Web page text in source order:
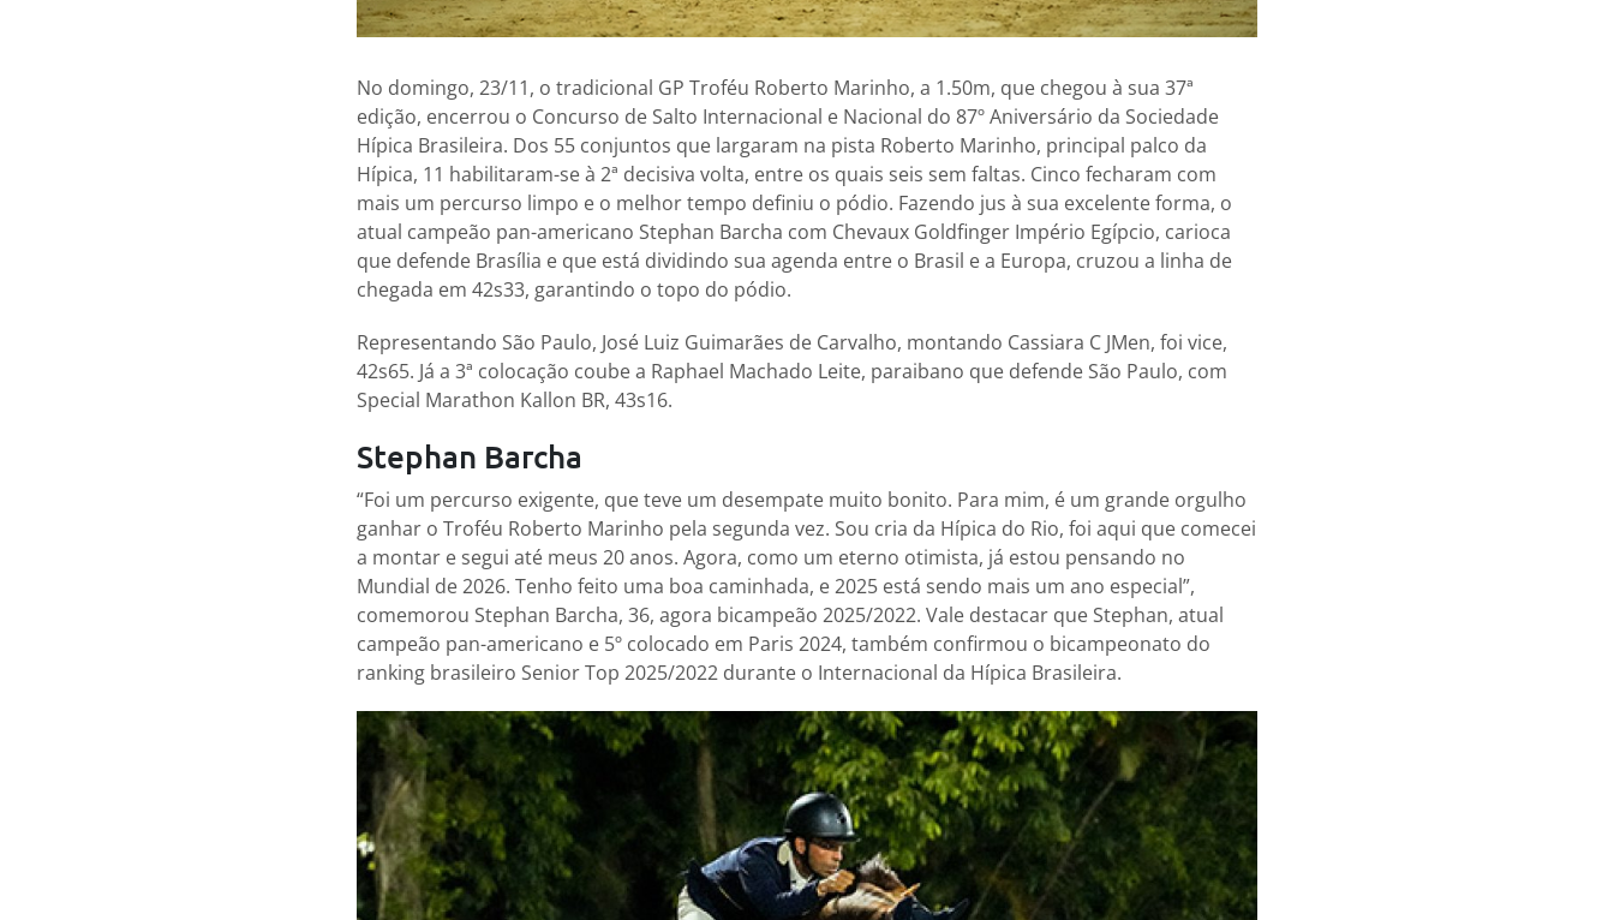
No domingo, 23/11, o tradicional GP Troféu Roberto Marinho, a 1.50m, que chegou à sua 37ª
edição, encerrou o Concurso de Salto Internacional e Nacional do 87º Aniversário da Sociedade
Hípica Brasileira. Dos 55 conjuntos que largaram na pista Roberto Marinho, principal palco da
Hípica, 11 habilitaram-se à 2ª decisiva volta, entre os quais seis sem faltas. Cinco fecharam com
mais um percurso limpo e o melhor tempo definiu o pódio. Fazendo jus à sua excelente forma, o
atual campeão pan-americano Stephan Barcha com Chevaux Goldfinger Império Egípcio, carioca
que defende Brasília e que está dividindo sua agenda entre o Brasil e a Europa, cruzou a linha de
chegada em 42s33, garantindo o topo do pódio.
Representando São Paulo, José Luiz Guimarães de Carvalho, montando Cassiara C JMen, foi vice,
42s65. Já a 3ª colocação coube a Raphael Machado Leite, paraibano que defende São Paulo, com
Special Marathon Kallon BR, 43s16.
Stephan Barcha
“Foi um percurso exigente, que teve um desempate muito bonito. Para mim, é um grande orgulho
ganhar o Troféu Roberto Marinho pela segunda vez. Sou cria da Hípica do Rio, foi aqui que comecei
a montar e segui até meus 20 anos. Agora, como um eterno otimista, já estou pensando no
Mundial de 2026. Tenho feito uma boa caminhada, e 2025 está sendo mais um ano especial”,
comemorou Stephan Barcha, 36, agora bicampeão 2025/2022. Vale destacar que Stephan, atual
campeão pan-americano e 5º colocado em Paris 2024, também confirmou o bicampeonato do
ranking brasileiro Senior Top 2025/2022 durante o Internacional da Hípica Brasileira.